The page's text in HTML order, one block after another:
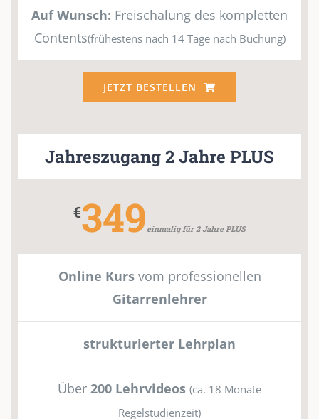
Auf Wunsch: Freischalung des kompletten
Contents(frühestens nach 14 Tage nach Buchung)
JETZT BESTELLEN
Jahreszugang 2 Jahre PLUS
€349 einmalig für 2 Jahre PLUS
Online Kursvom professionellen
Gitarrenlehrer
strukturierter Lehrplan
Über 200 Lehrvideos (ca. 18 Monate
Regelstudienzeit)